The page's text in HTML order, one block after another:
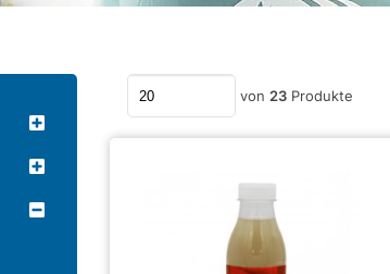
von 23 Produkte